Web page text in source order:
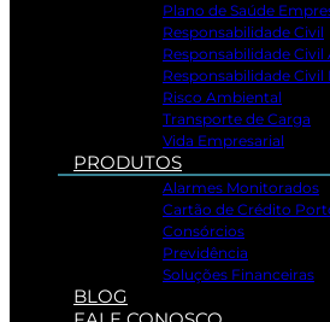
Plano de Saúde
Responsabilidade Civil
Responsabilidade
Responsabilidade Civil
Risco Ambiental
Transporte de Carga
Vida Empresarial
PRODUTOS
Alarmes Monitorados
Cartão de Crédito
Consórcios
Previdência
Soluções Financeiras
BLOG